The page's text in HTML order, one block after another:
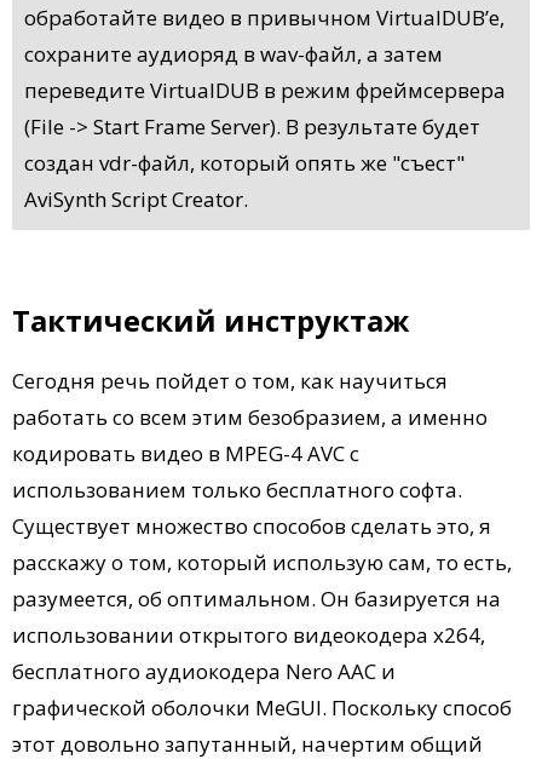
обработайте видео в привычном VirtualDUB’e,
сохраните аудиоряд в wav-файл, а затем
переведите VirtualDUB в режим фреймсерверa
(File -> Start Frame Server). В результате будет
создан vdr-файл, который опять же "съест"
AviSynth Script Creator.
Тактический инструктаж
Сегодня речь пойдет о том, как научиться
работать со всем этим безобразием, а именно
кодировать видео в MPEG-4 AVC с
использованием только бесплатного софта.
Существует множество способов сделать это, я
расскажу о том, который использую сам, то есть,
разумеется, об оптимальном. Он базируется на
использовании открытого видеокодера x264,
бесплатного аудиокодера Nero AAC и
графической оболочки MeGUI. Поскольку способ
этот довольно запутанный, начертим общий